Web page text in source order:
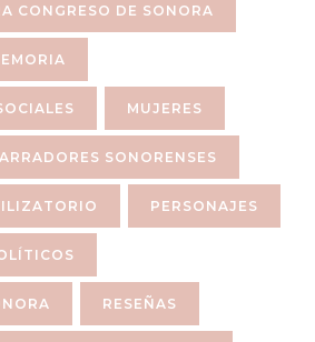
CONGRESO DE SONORA
MUJERES
SONORENSES
PERSONAJES
RESEÑAS